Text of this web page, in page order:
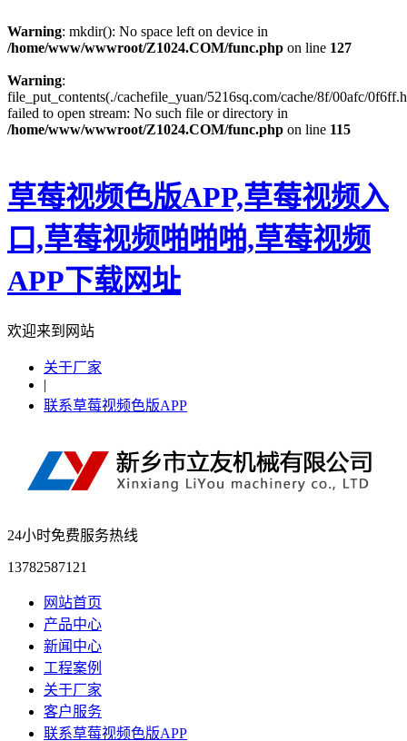
Warning: mkdir(): No space left on device in
/home/www/wwwroot/Z1024.COM/func.php on line 127
Warning:
file_put_contents(./cachefile_yuan/5216sq.com/cache/8f/00afc/
failed to open stream: No such file or directory in
/home/www/wwwroot/Z1024.COM/func.php on line 115
草莓视频色版APP,草莓视频入
口,草莓视频啪啪啪,草莓视频
APP下载网址
欢迎来到网站
关于厂家
|
联系草莓视频色版APP
24小时免费服务热线
13782587121
网站首页
产品中心
新闻中心
工程案例
关于厂家
客户服务
联系草莓视频色版APP